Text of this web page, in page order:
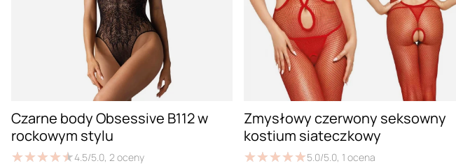
Czarne body Obsessive B112 w
rockowym stylu
★★★★★
★★★★★4.5/5.0, 2 oceny
Zmysłowy czerwony seksowny
kostium siateczkowy
★★★★★
★★★★★5.0/5.0, 1 ocena